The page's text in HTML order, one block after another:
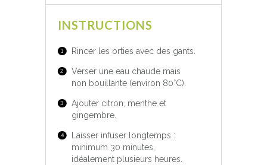
INSTRUCTIONS
Rincer les orties avec des gants.
Verser une eau chaude mais
non bouillante (environ 80°C).
Ajouter citron, menthe et
gingembre.
Laisser infuser longtemps :
minimum 30 minutes,
idéalement plusieurs heures.